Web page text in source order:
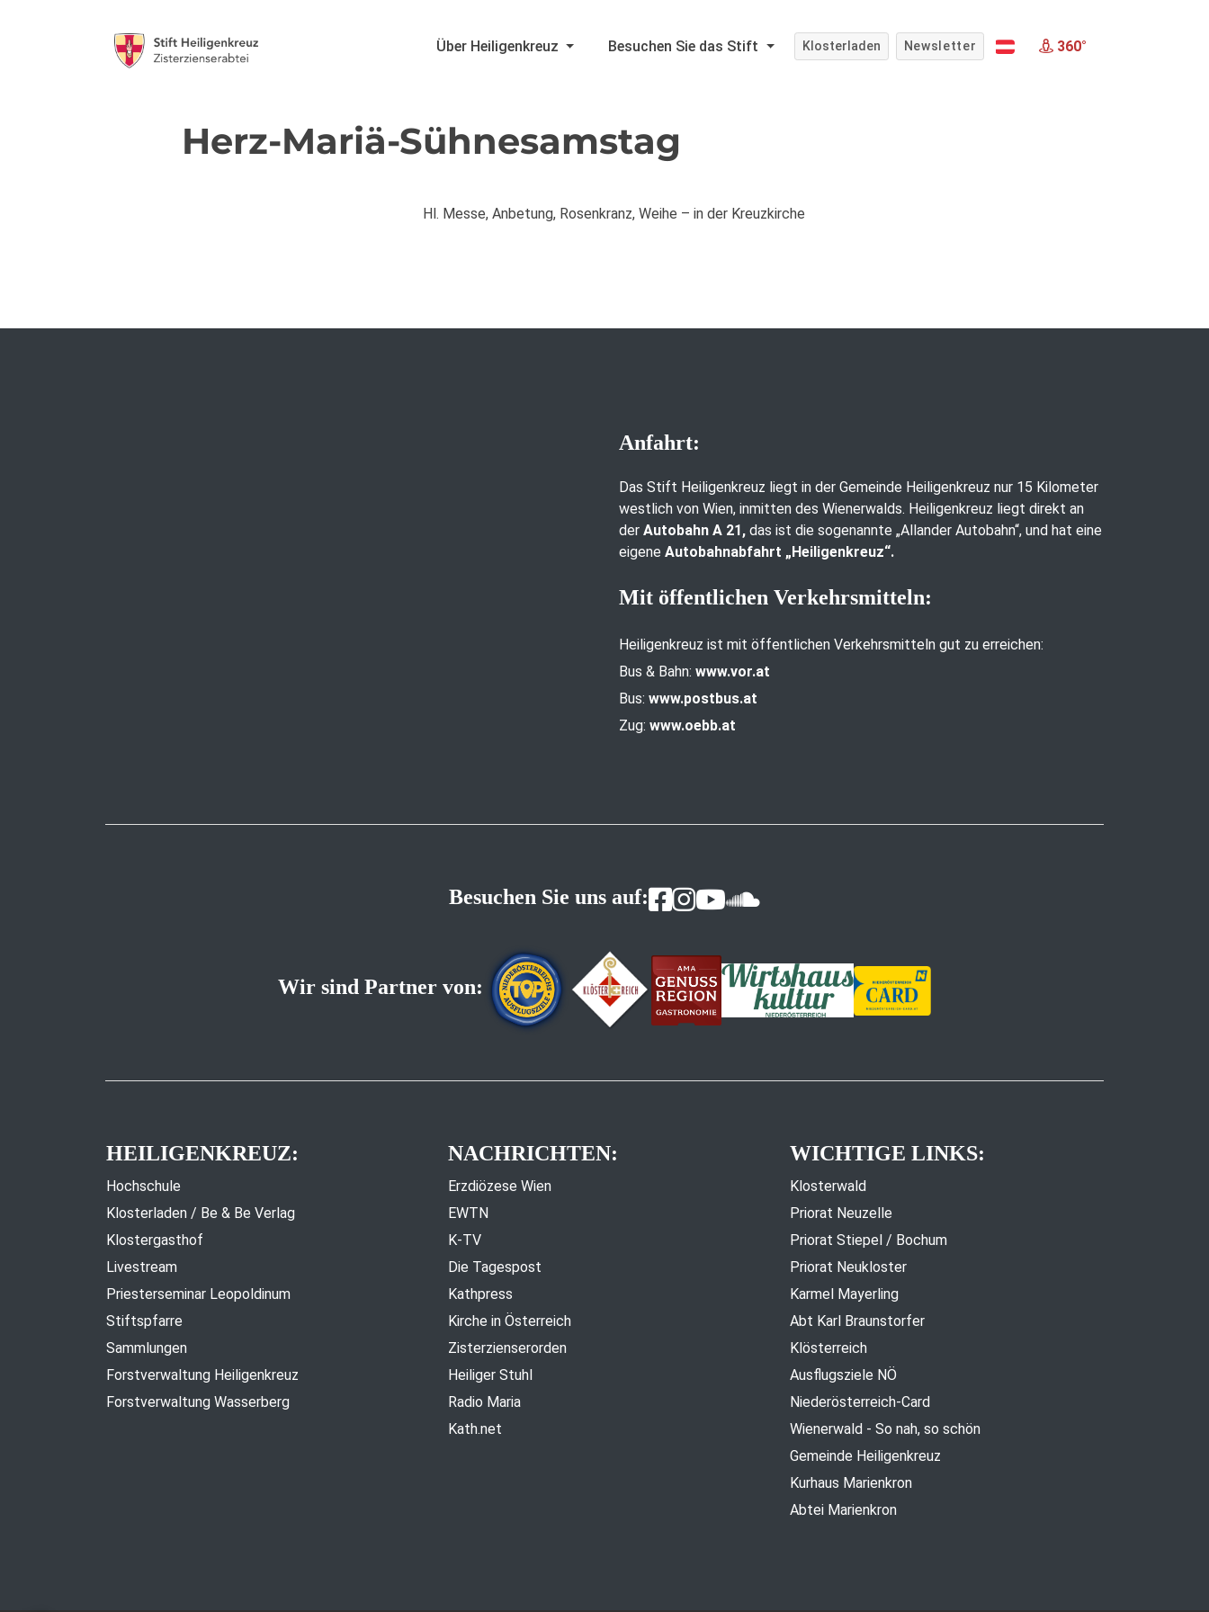
Über Heiligenkreuz Besuchen Sie das Stift Klosterladen Newsletter 360°
Herz-Mariä-Sühnesamstag
Hl. Messe, Anbetung, Rosenkranz, Weihe – in der Kreuzkirche
Anfahrt:
Das Stift Heiligenkreuz liegt in der Gemeinde Heiligenkreuz nur 15 Kilometer
westlich von Wien, inmitten des Wienerwalds. Heiligenkreuz liegt direkt an
der Autobahn A 21, das ist die sogenannte „Allander Autobahn“, und hat eine
eigene Autobahnabfahrt „Heiligenkreuz“.
Mit öffentlichen Verkehrsmitteln:
Heiligenkreuz ist mit öffentlichen Verkehrsmitteln gut zu erreichen:
Bus & Bahn: www.vor.at
Bus: www.postbus.at
Zug: www.oebb.at
Besuchen Sie uns auf:
Wir sind Partner von:
HEILIGENKREUZ:
Hochschule
Klosterladen / Be & Be Verlag
Klostergasthof
Livestream
Priesterseminar Leopoldinum
Stiftspfarre
Sammlungen
Forstverwaltung Heiligenkreuz
Forstverwaltung Wasserberg
NACHRICHTEN:
Erzdiözese Wien
EWTN
K-TV
Die Tagespost
Kathpress
Kirche in Österreich
Zisterzienserorden
Heiliger Stuhl
Radio Maria
Kath.net
WICHTIGE LINKS:
Klosterwald
Priorat Neuzelle
Priorat Stiepel / Bochum
Priorat Neukloster
Karmel Mayerling
Abt Karl Braunstorfer
Klösterreich
Ausflugsziele NÖ
Niederösterreich-Card
Wienerwald - So nah, so schön
Gemeinde Heiligenkreuz
Kurhaus Marienkron
Abtei Marienkron